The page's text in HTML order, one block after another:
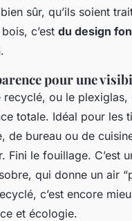
sûr, qu’ils soient
c’est du design
pour une
recyclé, ou le
totale. Idéal pour les
de bureau ou de
Fini le fouillage. C’est
qui donne un air
c’est encore
et écologie.